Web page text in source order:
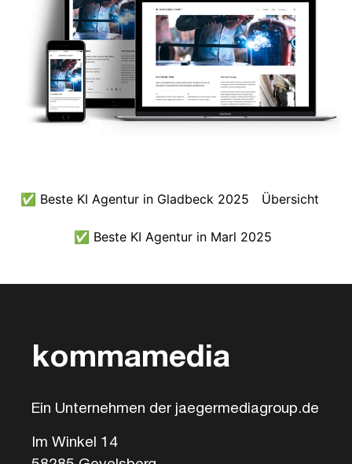
✅ Beste KI Agentur in Gladbeck 2025 Übersicht
✅ Beste KI Agentur in Marl 2025
kommamedia
Ein Unternehmen der jaegermediagroup.de
Im Winkel 14